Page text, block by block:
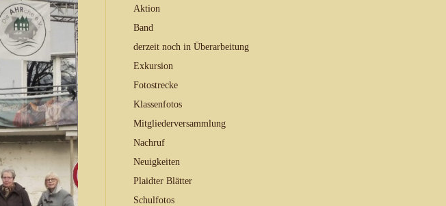
Aktion
Band
derzeit noch in Überarbeitung
Exkursion
Fotostrecke
Klassenfotos
Mitgliederversammlung
Nachruf
Neuigkeiten
Plaidter Blätter
Schulfotos